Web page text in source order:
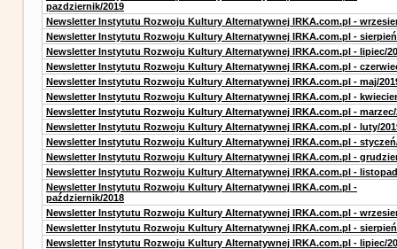
pazdziernik/2019
Newsletter Instytutu Rozwoju Kultury Alternatywnej IRKA.com.pl -
Newsletter Instytutu Rozwoju Kultury Alternatywnej IRKA.com.pl -
Newsletter Instytutu Rozwoju Kultury Alternatywnej IRKA.com.pl - lipiec/
Newsletter Instytutu Rozwoju Kultury Alternatywnej IRKA.com.pl -
Newsletter Instytutu Rozwoju Kultury Alternatywnej IRKA.com.pl - maj/
Newsletter Instytutu Rozwoju Kultury Alternatywnej IRKA.com.pl -
Newsletter Instytutu Rozwoju Kultury Alternatywnej IRKA.com.pl - marzec/
Newsletter Instytutu Rozwoju Kultury Alternatywnej IRKA.com.pl - luty/
Newsletter Instytutu Rozwoju Kultury Alternatywnej IRKA.com.pl -
Newsletter Instytutu Rozwoju Kultury Alternatywnej IRKA.com.pl -
Newsletter Instytutu Rozwoju Kultury Alternatywnej IRKA.com.pl -
Newsletter Instytutu Rozwoju Kultury Alternatywnej IRKA.com.pl -
październik/2018
Newsletter Instytutu Rozwoju Kultury Alternatywnej IRKA.com.pl -
Newsletter Instytutu Rozwoju Kultury Alternatywnej IRKA.com.pl -
Newsletter Instytutu Rozwoju Kultury Alternatywnej IRKA.com.pl - lipiec/